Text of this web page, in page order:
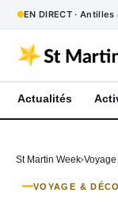
EN DIRECT ·
Actualités
St Martin Week
VOYAGE &